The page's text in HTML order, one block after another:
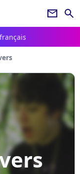
newsletter search